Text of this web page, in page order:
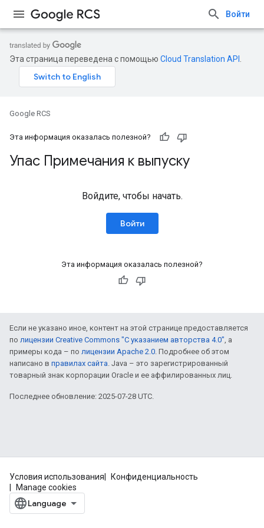
Войти
Эта страница переведена с помощью Cloud Translation API
Google RCS
Эта информация оказалась полезной?
Упас Примечания к выпуску
Войдите, чтобы начать.
Войти
Эта информация оказалась полезной?
Если не указано иное, контент на этой странице предоставляется
по лицензии Creative Commons "С указанием авторства 4.0", а
примеры кода – по лицензии Apache 2.0. Подробнее об этом
написано в правилах сайта. Java – это зарегистрированный
товарный знак корпорации Oracle и ее аффилированных лиц.
Последнее обновление: 2025-07-28 UTC.
Условия использования
Конфиденциальность
Manage cookies